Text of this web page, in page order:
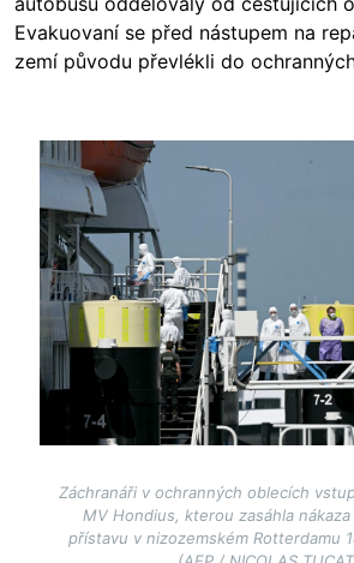
Evakuovaní se před nástupem na
zemí původu převlékli do
Image
Záchranáři v ochranných oblecích
MV Hondius, kterou zasáhla
přístavu v nizozemském Rotterdamu